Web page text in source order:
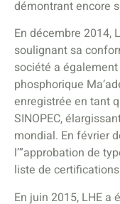
démontrant encore
En décembre 2014,
soulignant sa
société a également
phosphorique
enregistrée en tant
SINOPEC,
mondial. En février
l’”approbation de
liste de
En juin 2015, LHE a